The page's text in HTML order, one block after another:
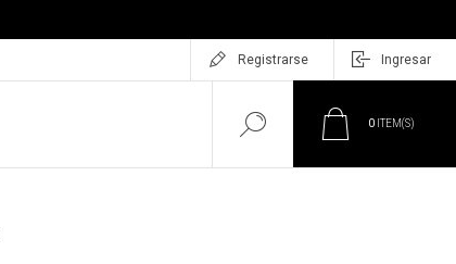
Registrarse Ingresar
0 ITEM(S)